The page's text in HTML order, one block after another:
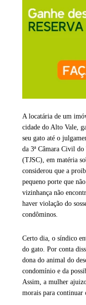
A locatária de um
cidade do Alto Vale,
seu gato até o
da 3ª Câmara Civil
(TJSC), em matéria
considerou que a
pequeno porte que
vizinhança não
haver violação do
condôminos.
Certo dia, o síndico
do gato. Por conta
dona do animal do
condomínio e da
Assim, a mulher
morais para continuar